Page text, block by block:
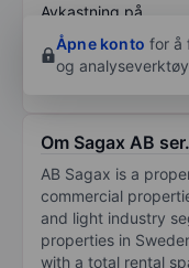
Avkastning på
egenkapital
Åpne konto for å
og
Om Sagax AB
AB Sagax is a
commercial
and light industry
properties in
with a total rental